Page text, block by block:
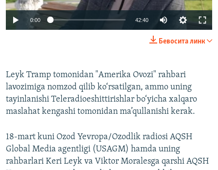
720p 1080p
0:00 42:40
720p
1080p
Бевосита линк
Leyk Tramp tomonidan "Amerika Ovozi" rahbari
lavozimiga nomzod qilib ko‘rsatilgan, ammo uning
tayinlanishi Teleradioeshittirishlar bo‘yicha xalqaro
maslahat kengashi tomonidan ma’qullanishi kerak.
18-mart kuni Ozod Yevropa/Ozodlik radiosi AQSH
Global Media agentligi (USAGM) hamda uning
rahbarlari Keri Leyk va Viktor Moralesga qarshi AQSH